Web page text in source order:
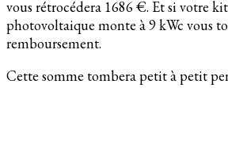
vous rétrocédera 1686 €. Et si votre
photovoltaique monte à 9 kWc vous
remboursement.
Cette somme tombera petit à petit